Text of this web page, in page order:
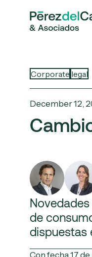
Corporate legal
December 12,
de
dispuestas
Con fecha 17